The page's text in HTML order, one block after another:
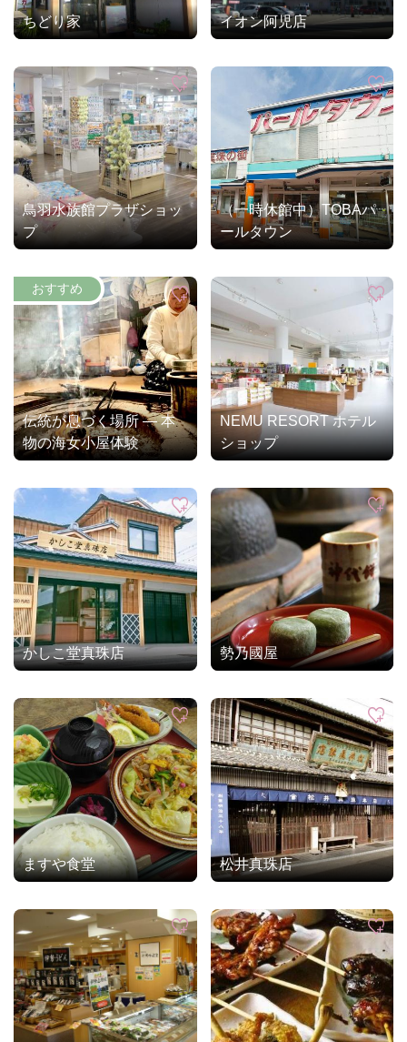
ちどり家 イオン阿児店
鳥羽水族館プラザショッ
プ
（一時休館中）TOBAパ
ールタウン
伝統が息づく場所 ― 本
物の海女小屋体験
NEMU RESORT ホテル
ショップ
かしこ堂真珠店 勢乃國屋
ますや食堂 松井真珠店